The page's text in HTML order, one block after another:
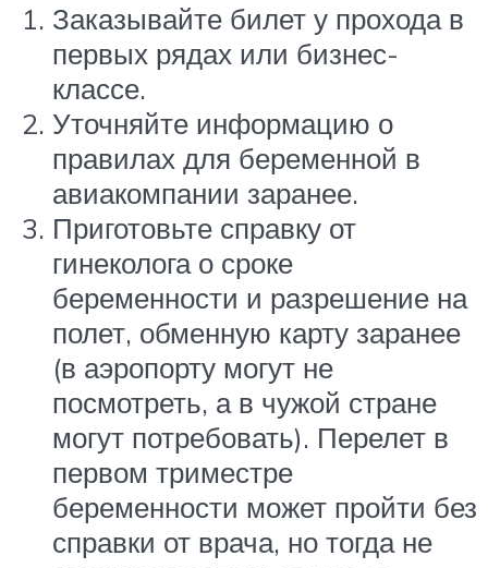
Заказывайте билет у прохода в
первых рядах или бизнес-
классе.
Уточняйте информацию о
правилах для беременной в
авиакомпании заранее.
Приготовьте справку от
гинеколога о сроке
беременности и разрешение на
полет, обменную карту заранее
(в аэропорту могут не
посмотреть, а в чужой стране
могут потребовать). Перелет в
первом триместре
беременности может пройти без
справки от врача, но тогда не